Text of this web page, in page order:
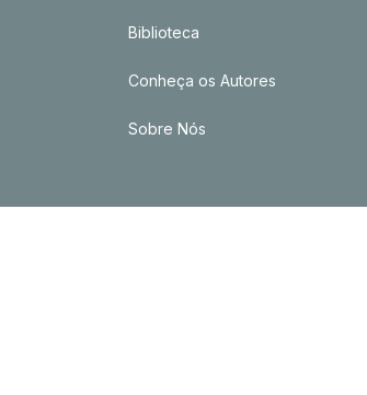
Biblioteca
Conheça os Autores
Sobre Nós